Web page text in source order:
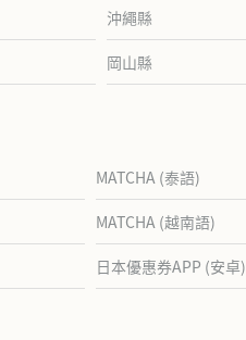
沖繩縣
岡山縣
MATCHA (泰語)
MATCHA (越南語)
日本優惠券APP (安卓)